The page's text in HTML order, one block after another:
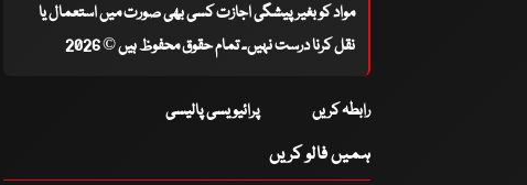
مواد کو بغیر پیشگی اجازت کسی بھی صورت میں استعمال یا
نقل کرنا درست نہیں۔ تمام حقوق محفوظ ہیں © 2026
رابطہ کریں پرائیویسی پالیسی
ہمیں فالو کریں